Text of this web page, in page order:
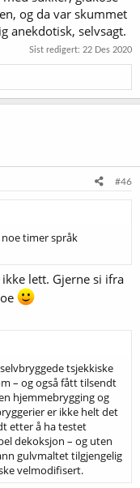
og da var skummet
anekdotisk, selvsagt.
Sist redigert: 22 Des 2020
#46
timer språk
lett. Gjerne si ifra
tsjekkiske
– og også fått tilsendt
hjemmebrygging og
er ikke helt det
etter å ha testet
dekoksjon – og uten
gulvmaltet tilgjengelig
velmodifisert.